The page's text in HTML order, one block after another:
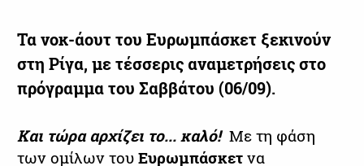
Τα νοκ-άουτ του Ευρωμπάσκετ ξεκινούν
στη Ρίγα, με τέσσερις αναμετρήσεις στο
πρόγραμμα του Σαββάτου (06/09).
Και τώρα αρχίζει το... καλό! Με τη φάση
των ομίλων τουΕυρωμπάσκετνα